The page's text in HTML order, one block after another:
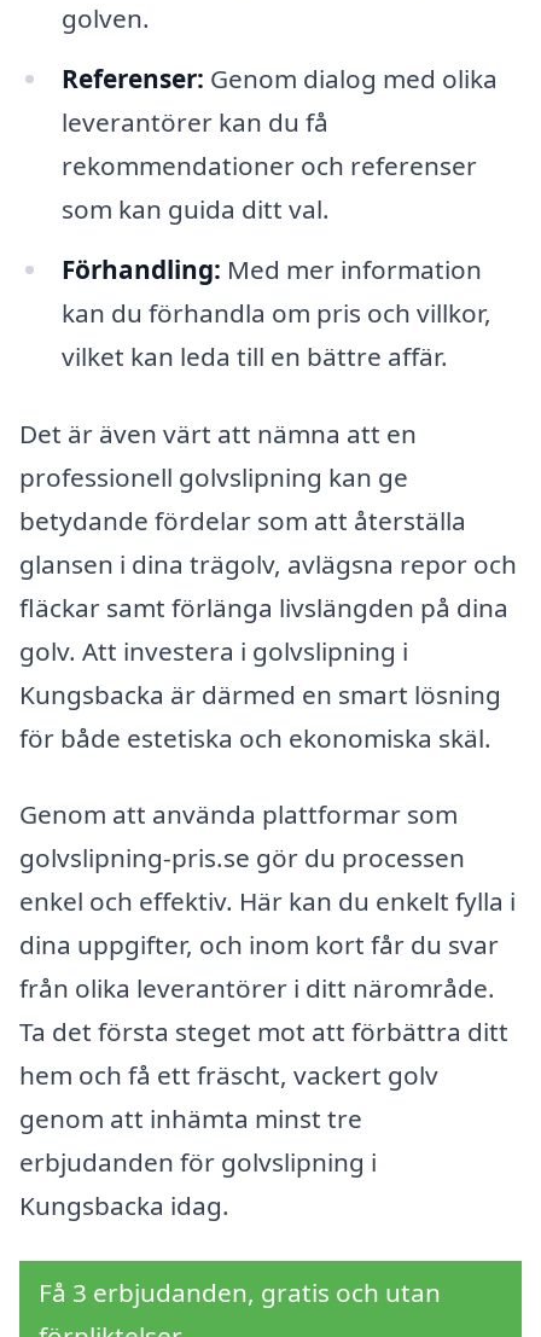
golven.
Referenser: Genom dialog med olika
leverantörer kan du få
rekommendationer och referenser
som kan guida ditt val.
Förhandling: Med mer information
kan du förhandla om pris och villkor,
vilket kan leda till en bättre affär.
Det är även värt att nämna att en
professionell golvslipning kan ge
betydande fördelar som att återställa
glansen i dina trägolv, avlägsna repor och
fläckar samt förlänga livslängden på dina
golv. Att investera i golvslipning i
Kungsbacka är därmed en smart lösning
för både estetiska och ekonomiska skäl.
Genom att använda plattformar som
golvslipning-pris.se gör du processen
enkel och effektiv. Här kan du enkelt fylla i
dina uppgifter, och inom kort får du svar
från olika leverantörer i ditt närområde.
Ta det första steget mot att förbättra ditt
hem och få ett fräscht, vackert golv
genom att inhämta minst tre
erbjudanden för golvslipning i
Kungsbacka idag.
Få 3 erbjudanden, gratis och utan